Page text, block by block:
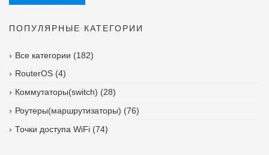
ПОПУЛЯРНЫЕ КАТЕГОРИИ
Все категории (182)
RouterOS (4)
Коммутаторы(switch) (28)
Роутеры(маршрутизаторы) (76)
Точки доступа WiFi (74)